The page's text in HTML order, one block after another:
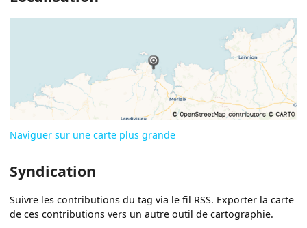
Naviguer sur une carte plus grande
Syndication
Suivre les contributions du tag via le fil RSS. Exporter la carte
de ces contributions vers un autre outil de cartographie.